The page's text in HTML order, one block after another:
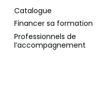
Catalogue
Financer sa formation
Professionnels de
l’accompagnement